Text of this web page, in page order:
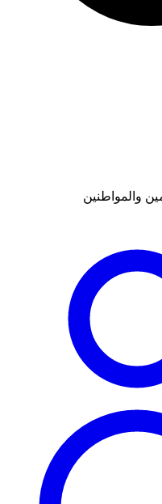
والمواطنين